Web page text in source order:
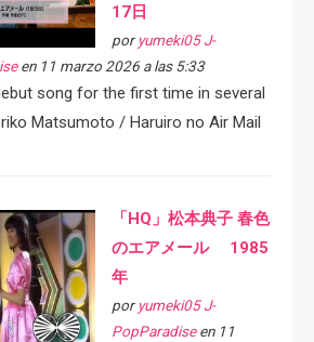
17日
por yumeki05 J-
en 11 marzo 2026 a las 5:33
song for the first time in several
Matsumoto / Haruiro no Air Mail
「HQ」松本典子 春色
のエアメール 1985
年
por yumeki05 J-
PopParadiseen 11